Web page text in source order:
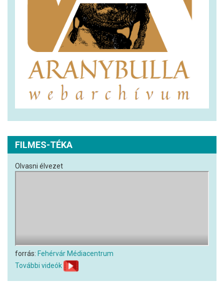
FILMES-TÉKA
Olvasni élvezet
forrás: Fehérvár Médiacentrum
További videók